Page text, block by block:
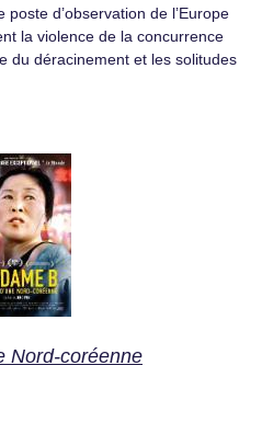
d’observation de l’Europe
la violence de la concurrence
du déracinement et les solitudes
Nord-coréenne